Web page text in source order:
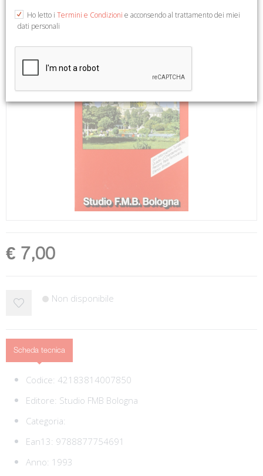
€ 7,00
Non disponibile
Scheda tecnica
Codice: 42183814007850
Editore: Studio FMB Bologna
Categoria:
Ean13: 9788877754691
Anno: 1993
Ho letto i Termini e Condizioni e acconsendo al trattamento dei miei
dati personali